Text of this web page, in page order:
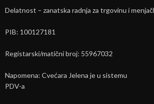
Delatnost – zanatska radnja za trgovinu i
PIB: 100127181
Registarski/matični broj: 55967032
Napomena: Cvećara Jelena je u sistemu
PDV-a